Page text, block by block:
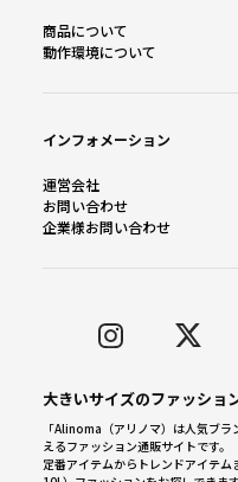
商品について
動作環境について
インフォメーション
運営会社
お問い合わせ
企業様お問い合わせ
大きいサイズのファッショ
「Alinoma（アリノマ）は人気ブ
えるファッション通販サイトです。
定番アイテムからトレンドアイテム